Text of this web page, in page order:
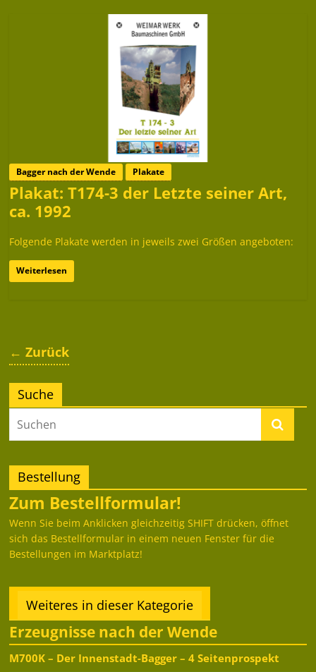
Bagger nach der Wende Plakate
Plakat: T174-3 der Letzte seiner Art,
ca. 1992
Folgende Plakate werden in jeweils zwei Größen angeboten:
Weiterlesen
← Zurück
Suche
Bestellung
Zum Bestellformular!
Wenn Sie beim Anklicken gleichzeitig SHIFT drücken, öffnet
sich das Bestellformular in einem neuen Fenster für die
Bestellungen im Marktplatz!
Weiteres in dieser Kategorie
Erzeugnisse nach der Wende
M700K – Der Innenstadt-Bagger – 4 Seitenprospekt